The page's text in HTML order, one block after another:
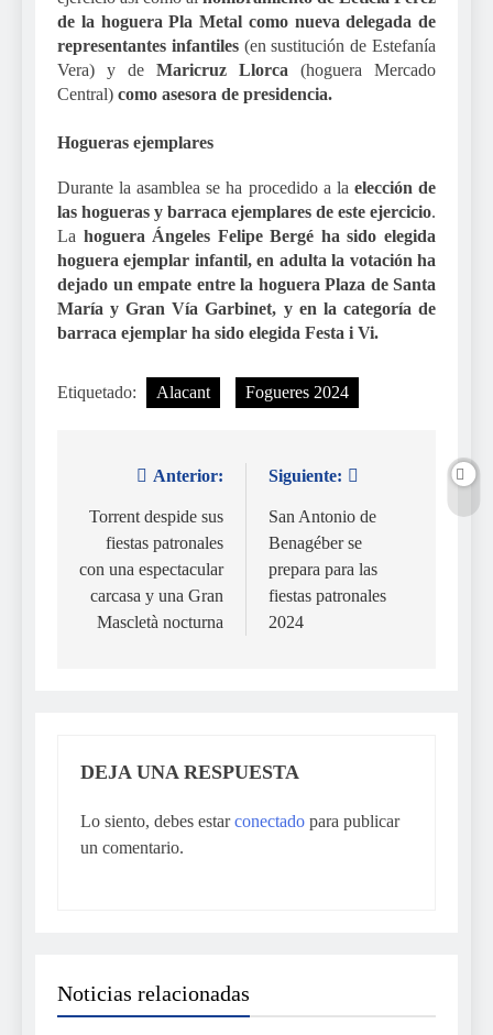
de la hoguera Pla Metal como nueva delegada de
representantes infantiles(en sustitución de Estefanía
Vera) y de Maricruz Llorca (hoguera Mercado
Central) como asesora de presidencia.
Hogueras ejemplares
Durante la asamblea se ha procedido a la elección de
las hogueras y barraca ejemplares de este ejercicio.
La hoguera Ángeles Felipe Bergé ha sido elegida
hoguera ejemplar infantil, en adulta la votación ha
dejado un empate entre la hoguera Plaza de Santa
María y Gran Vía Garbinet, y en la categoría de
barraca ejemplar ha sido elegida Festa i Vi.
Etiquetado: Alacant Fogueres 2024
Navegación
de
entradas
Anterior:
Torrent despide sus
fiestas patronales
con una espectacular
carcasa y una Gran
Mascletà nocturna
Siguiente:
San Antonio de
Benagéber se
prepara para las
fiestas patronales
2024
DEJA UNA RESPUESTA
Lo siento, debes estarconectado para publicar
un comentario.
Noticias relacionadas